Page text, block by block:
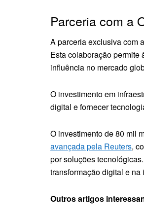
Parceria com a
A parceria exclusiva com
Esta colaboração permite
influência no mercado
O investimento em
digital e fornecer
O investimento de 80 mil
avançada pela Reuters,
por soluções
transformação digital e
Outros artigos